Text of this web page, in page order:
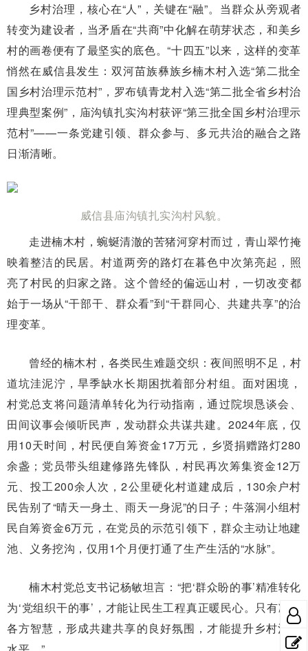
乡村治理，核心在“人”，关键在“融”。当群众从旁观者
转变为建设者，当矛盾在“共商”中化解在萌芽状态，和美乡
村的画卷便有了最坚实的底色。“十四五”以来，这样的变革
悄然在威信县发生：双河苗族彝族乡楠木村入选“第二批全
国乡村治理示范村”，罗布镇青龙村入选“第二批全省乡村治
理典型案例”，庙沟镇扎实沟村获评“第三批全国乡村治理示
范村”——一条党建引领、群众参与、多元共治的融合之路
日渐清晰。
威信县庙沟镇扎实沟村风貌。
走进楠木村，蜿蜒清澈的苦猪河穿村而过，青山翠竹掩
映着整洁的民居。村道两旁的路灯在暮色中次第亮起，照
亮了村民的归家之路。这个曾经的偏远山村，一切改变都
始于一场从“干部干、群众看”到“干群同心、共建共享”的治
理变革。
曾经的楠木村，各类民生难题交织：夜间照明不足，村
道坑洼泥泞，旱季缺水长期困扰着部分村组。面对困境，
村党总支将问题清单转化为行动指南，通过院坝恳谈会、
田间议事会倾听民声，发动群众共谋共建。2024年底，仅
用10天时间，村民便自筹资金17万元，乡贤捐赠路灯280
余盏；党员带头组建修路先锋队，村民再次筹集资金12万
元、投工200余人次，2公里硬化村道建成后，130余户村
民告别了“晴天一身土、雨天一身泥”的日子；牛落洞小组村
民自筹资金6万元，在党员的示范引领下，群众主动让地建
池、义务挖沟，仅用1个月便打通了生产生活的“水脉”。
楠木村党总支书记杨敏坦言：“把‘群众盼的事’精准转化
为‘党组织干的事’，才能让民生工程真正暖民心。只有凝聚
各方智慧，形成共建共享的良好氛围，才能提升乡村治理